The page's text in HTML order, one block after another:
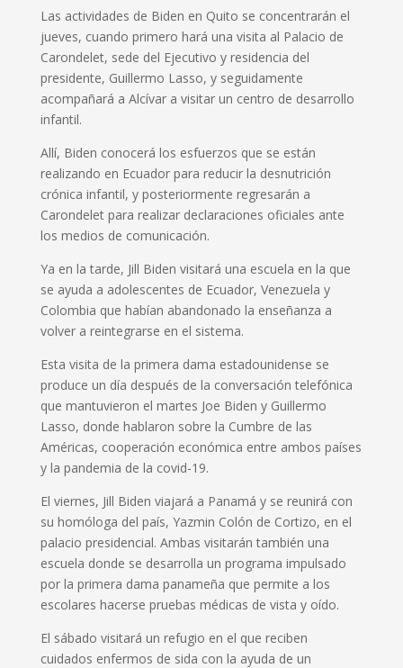
Las actividades de Biden en Quito se concentrarán el
jueves, cuando primero hará una visita al Palacio de
Carondelet, sede del Ejecutivo y residencia del
presidente, Guillermo Lasso, y seguidamente
acompañará a Alcívar a visitar un centro de desarrollo
infantil.
Allí, Biden conocerá los esfuerzos que se están
realizando en Ecuador para reducir la desnutrición
crónica infantil, y posteriormente regresarán a
Carondelet para realizar declaraciones oficiales ante
los medios de comunicación.
Ya en la tarde, Jill Biden visitará una escuela en la que
se ayuda a adolescentes de Ecuador, Venezuela y
Colombia que habían abandonado la enseñanza a
volver a reintegrarse en el sistema.
Esta visita de la primera dama estadounidense se
produce un día después de la conversación telefónica
que mantuvieron el martes Joe Biden y Guillermo
Lasso, donde hablaron sobre la Cumbre de las
Américas, cooperación económica entre ambos países
y la pandemia de la covid-19.
El viernes, Jill Biden viajará a Panamá y se reunirá con
su homóloga del país, Yazmin Colón de Cortizo, en el
palacio presidencial. Ambas visitarán también una
escuela donde se desarrolla un programa impulsado
por la primera dama panameña que permite a los
escolares hacerse pruebas médicas de vista y oído.
El sábado visitará un refugio en el que reciben
cuidados enfermos de sida con la ayuda de un